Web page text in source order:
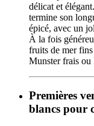
délicat et
termine son
épicé, avec un
À la fois
fruits de mer
Munster frais ou
Premières
blancs pour